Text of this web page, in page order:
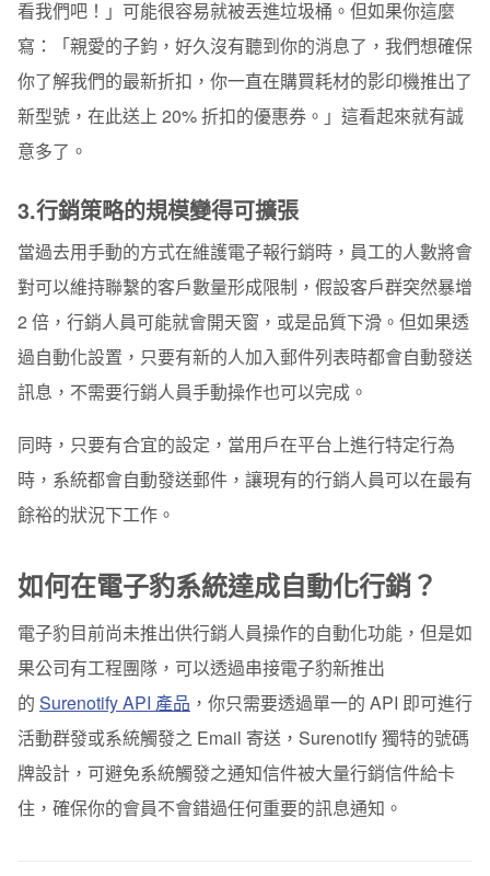
看我們吧！」可能很容易就被丟進垃圾桶。但如果你這麼
寫：「親愛的子鈞，好久沒有聽到你的消息了，我們想確保
你了解我們的最新折扣，你一直在購買耗材的影印機推出了
新型號，在此送上 20%折扣的優惠券。」這看起來就有誠
意多了。
3.行銷策略的規模變得可擴張
當過去用手動的方式在維護電子報行銷時，員工的人數將會
對可以維持聯繫的客戶數量形成限制，假設客戶群突然暴增
2 倍，行銷人員可能就會開天窗，或是品質下滑。但如果透
過自動化設置，只要有新的人加入郵件列表時都會自動發送
訊息，不需要行銷人員手動操作也可以完成。
同時，只要有合宜的設定，當用戶在平台上進行特定行為
時，系統都會自動發送郵件，讓現有的行銷人員可以在最有
餘裕的狀況下工作。
如何在電子豹系統達成自動化行銷？
電子豹目前尚未推出供行銷人員操作的自動化功能，但是如
果公司有工程團隊，可以透過串接電子豹新推出
的 Surenotify API 產品 ，你只需要透過單一的 API 即可進行
活動群發或系統觸發之 Email 寄送，Surenotify 獨特的號碼
牌設計，可避免系統觸發之通知信件被大量行銷信件給卡
住，確保你的會員不會錯過任何重要的訊息通知。